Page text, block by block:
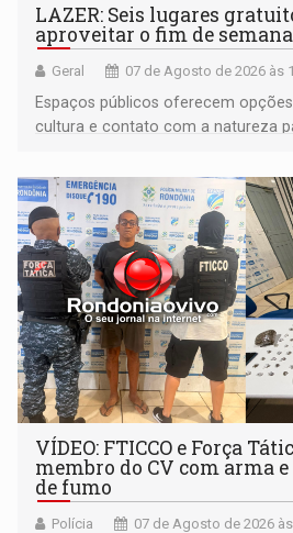
LAZER: Seis lugares
aproveitar o fim de
Geral 07 de Agosto de 2026 às
Espaços públicos oferecem
cultura e contato com a natureza
VÍDEO: FTICCO e Força
membro do CV com arma
de fumo
Polícia 07 de Agosto de 2026